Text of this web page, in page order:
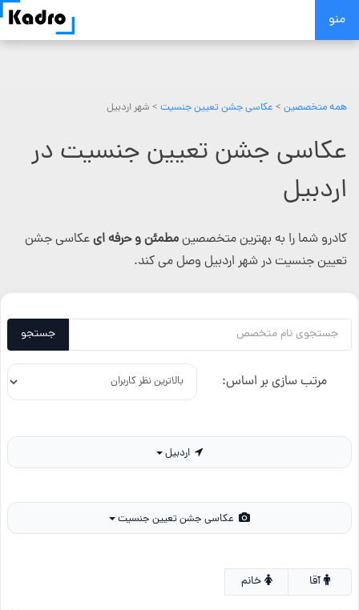
Skip
منو
همه متخصصین > عکاسی جشن تعیین جنسیت > شهر اردبیل
عکاسی جشن تعیین جنسیت در
اردبیل
کادرو شما را به بهترین متخصصینمطمئن و حرفه ایعکاسی جشن
تعیین جنسیت در شهر اردبیل وصل می کند.
جستجو
مرتب سازی بر اساس:
خانم